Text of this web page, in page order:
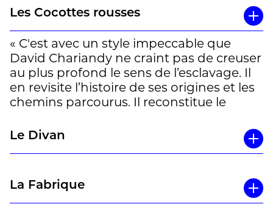
de l'esclavage, mais aussi de la littérature
et de l'amour d'un père pour sa fille. Le
point de vue depuis la société
canadienne, proche et en même temps
différente des sociétés européennes,
apporte un regard nouveau. »
Les Cocottes rousses
« C'est avec un style impeccable que
David Chariandy ne craint pas de creuser
au plus profond le sens de l’esclavage. Il
en revisite l’histoire de ses origines et les
chemins parcourus. Il reconstitue le
et de luttes permanentes. Avec
interrogeant avec justesse la signification
du racisme ordinaire. Il ose mettre des
mots justes sur les émotions qui l'ont
Le Divan
La Fabrique